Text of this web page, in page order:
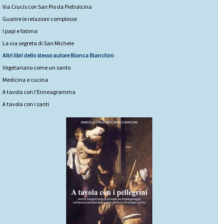
Via Crucis con San Pio da Pietralcina
Guarire le relazioni complesse
I papi e fatima
La via segreta di San Michele
Altri libri dello stesso autoreBianca Bianchini
Vegetariano come un santo
Medicina e cucina
A tavola con l'Enneagramma
A tavola con i santi